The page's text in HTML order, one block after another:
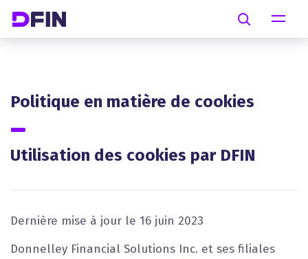
Search
Politique en matière de cookies
Utilisation des cookies par DFIN
Dernière mise à jour le 16 juin 2023
Donnelley Financial Solutions Inc. et ses filiales